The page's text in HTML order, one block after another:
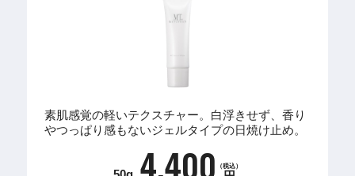
素肌感覚の軽いテクスチャー。白浮きせず、香り
やつっぱり感もないジェルタイプの日焼け止め。
4,400 （税込）